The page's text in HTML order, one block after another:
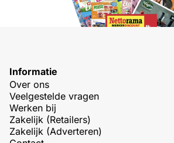
Informatie
Over ons
Veelgestelde vragen
Werken bij
Zakelijk (Retailers)
Zakelijk (Adverteren)